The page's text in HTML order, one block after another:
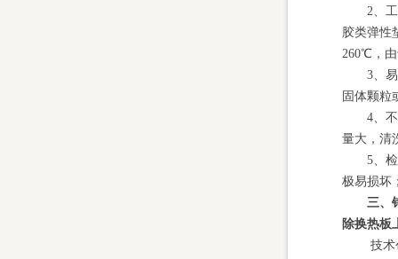
2、
胶类弹性
260℃，由
3、
固体颗粒
4、
量大，清
5、
极易损坏
三、
除换热板
技术